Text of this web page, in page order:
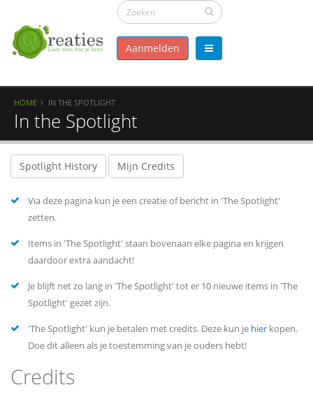
Aanmelden
HOME IN THE SPOTLIGHT
In the Spotlight
Spotlight History Mijn Credits
Via deze pagina kun je een creatie of bericht in 'The Spotlight'
zetten.
Items in 'The Spotlight' staan bovenaan elke pagina en krijgen
daardoor extra aandacht!
Je blijft net zo lang in 'The Spotlight' tot er 10 nieuwe items in 'The
Spotlight' gezet zijn.
'The Spotlight' kun je betalen met credits. Deze kun je hier kopen.
Doe dit alleen als je toestemming van je ouders hebt!
Credits